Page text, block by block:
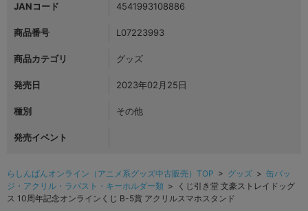
JANコード 4541993108886
商品番号 L07223993
商品カテゴリ グッズ
発売日 2023年02月25日
種別 その他
発売イベント
らしんばんオンライン（アニメ系グッズ中古販売）TOP > グッズ > 缶バッ
ジ・アクリル・ラバスト・キーホルダー類 > くじ引き堂 文豪ストレイドッグ
ス 10周年記念オンラインくじ B-5賞 アクリルスマホスタンド